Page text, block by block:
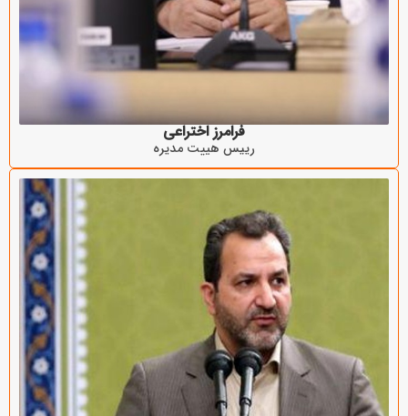
فرامرز اختراعی
ريیس هییت مدیره